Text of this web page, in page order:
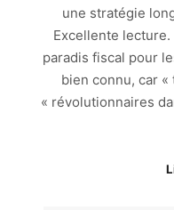
une stratégie
Excellente
paradis fiscal pour
bien connu, car
« révolutionnaires